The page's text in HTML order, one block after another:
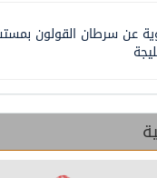
سرطان القولون